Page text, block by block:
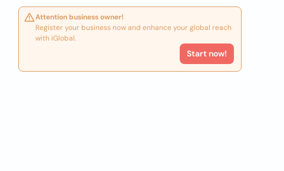
Attention business owner!
Register your business now and enhance your global reach
with iGlobal.
Start now!